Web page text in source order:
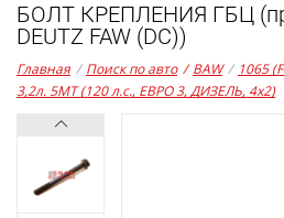
БОЛТ КРЕПЛЕНИЯ ГБЦ
DEUTZ FAW (DC))
Главная / Поиск по авто / BAW / 1065
3,2л. 5MT (120 л.с., ЕВРО 3, ДИЗЕЛЬ, 4x2)